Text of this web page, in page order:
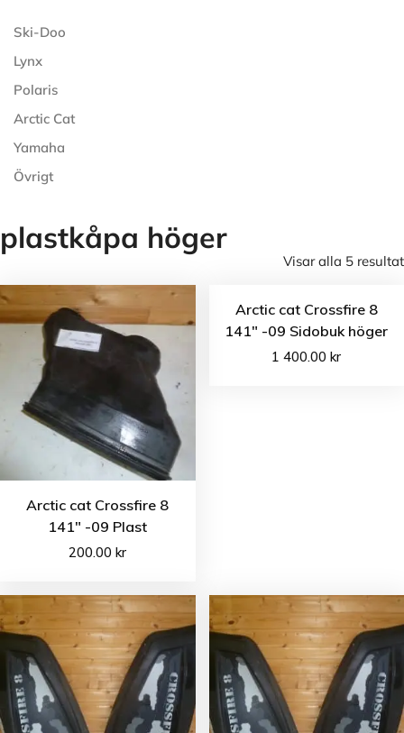
Ski-Doo
Lynx
Polaris
Arctic Cat
Yamaha
Övrigt
plastkåpa höger
Visar alla 5 resultat
Arctic cat Crossfire 8
141″ -09 Plast
200.00kr
Arctic cat Crossfire 8
141″ -09 Sidobuk höger
1 400.00kr